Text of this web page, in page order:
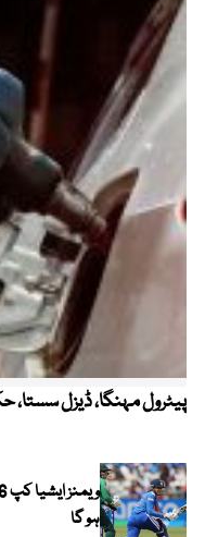
پیٹرول مہنگا، ڈیزل سستا،
ہو گا